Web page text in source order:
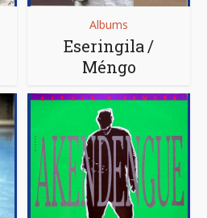
Albums
Eseringila /
Méngo